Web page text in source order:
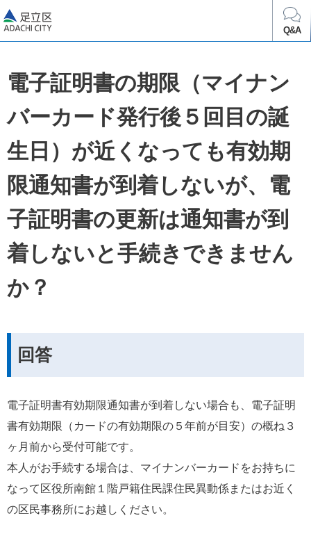
Q&A
電子証明書の期限（マイナン
バーカード発行後５回目の誕
生日）が近くなっても有効期
限通知書が到着しないが、電
子証明書の更新は通知書が到
着しないと手続きできません
か？
回答
電子証明書有効期限通知書が到着しない場合も、電子証明
書有効期限（カードの有効期限の５年前が目安）の概ね３
ヶ月前から受付可能です。
本人がお手続する場合は、マイナンバーカードをお持ちに
なって区役所南館１階戸籍住民課住民異動係またはお近く
の区民事務所にお越しください。